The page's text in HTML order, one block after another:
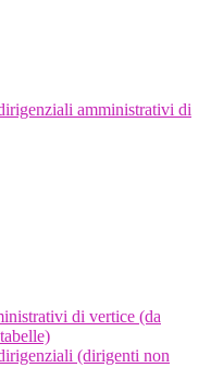
amministrativi di
di vertice (da
(dirigenti non